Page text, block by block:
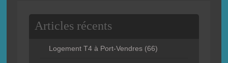
Articles récents
Logement T4 à Port-Vendres (66)